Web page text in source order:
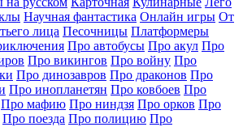
Научная фантастика Онлайн игры От
лица Песочницы Платформеры
Про автобусы Про акул Про
Про викингов Про войну Про
Про динозавров Про драконов Про
Про инопланетян Про ковбоев Про
Про мафию Про ниндзя Про орков Про
Про поезда Про полицию Про